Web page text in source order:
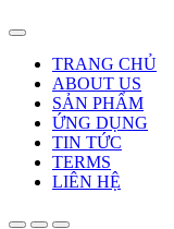
TRANG CHỦ
ABOUT US
SẢN PHẨM
ỨNG DỤNG
TIN TỨC
TERMS
LIÊN HỆ